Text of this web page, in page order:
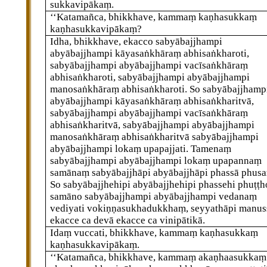
sukkavipākaṃ.
‘‘Katamañca, bhikkhave, kammaṃ kaṇhasukkaṃ
kaṇhasukkavipākaṃ?
Idha, bhikkhave, ekacco sabyābajjhampi
abyābajjhampi kāyasaṅkhāraṃ abhisaṅkharoti,
sabyābajjhampi abyābajjhampi vacīsaṅkhāraṃ
abhisaṅkharoti, sabyābajjhampi abyābajjhampi
manosaṅkhāraṃ abhisaṅkharoti. So
abyābajjhampi kāyasaṅkhāraṃ abhisaṅkharitvā,
sabyābajjhampi abyābajjhampi vacīsaṅkhāraṃ
abhisaṅkharitvā, sabyābajjhampi abyābajjhampi
manosaṅkhāraṃ abhisaṅkharitvā sabyābajjhampi
abyābajjhampi lokaṃ upapajjati. Tamenaṃ
sabyābajjhampi abyābajjhampi lokaṃ upapannaṃ
samānaṃ sabyābajjhāpi abyābajjhāpi phassā
So sabyābajjhehipi abyābajjhehipi phassehi
samāno sabyābajjhampi abyābajjhampi vedanaṃ
vediyati vokiṇṇasukhadukkhaṃ, seyyathāpi
ekacce ca devā ekacce ca vinipātikā.
Idaṃ vuccati, bhikkhave, kammaṃ kaṇhasukkaṃ
kaṇhasukkavipākaṃ.
‘‘Katamañca, bhikkhave, kammaṃ akaṇhaasukkaṃ